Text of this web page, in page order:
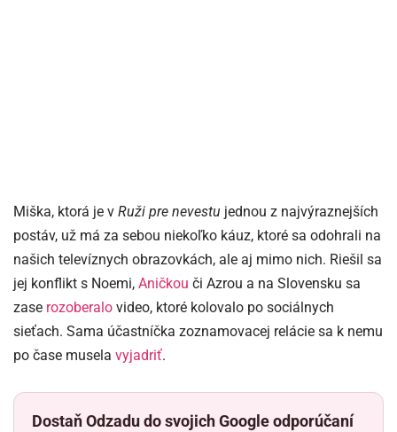
Miška, ktorá je v Ruži pre nevestu jednou z najvýraznejších
postáv, už má za sebou niekoľko káuz, ktoré sa odohrali na
našich televíznych obrazovkách, ale aj mimo nich. Riešil sa
jej konflikt s Noemi, Aničkou či Azrou a na Slovensku sa
zase rozoberalo video, ktoré kolovalo po sociálnych
sieťach. Sama účastníčka zoznamovacej relácie sa k nemu
po čase musela vyjadriť.
Dostaň Odzadu do svojich Google odporúčaní